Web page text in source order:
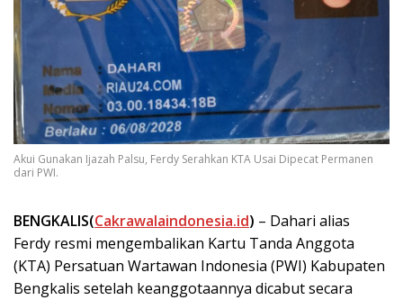
Akui Gunakan Ijazah Palsu, Ferdy Serahkan KTA Usai Dipecat Permanen
dari PWI.
BENGKALIS(Cakrawalaindonesia.id) – Dahari alias
Ferdy resmi mengembalikan Kartu Tanda Anggota
(KTA) Persatuan Wartawan Indonesia (PWI) Kabupaten
Bengkalis setelah keanggotaannya dicabut secara